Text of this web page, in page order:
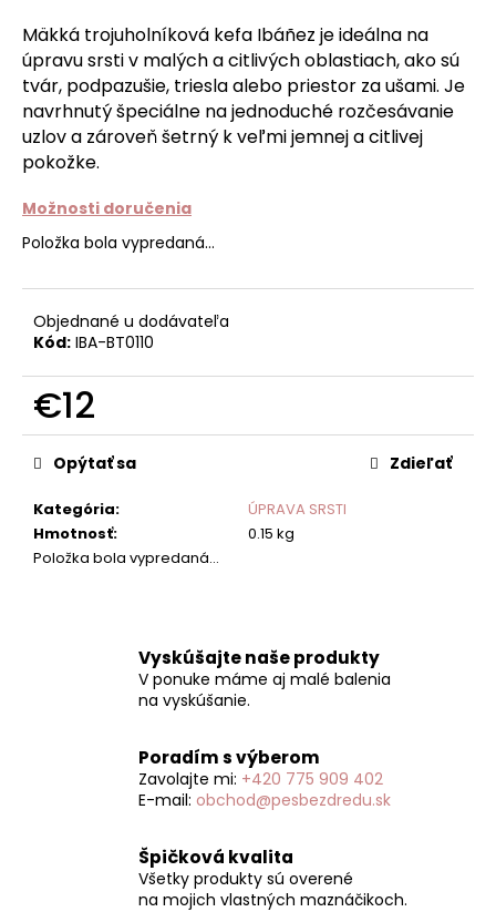
Mäkká trojuholníková kefa Ibáñez je ideálna na
úpravu srsti v malých a citlivých oblastiach, ako sú
tvár, podpazušie, triesla alebo priestor za ušami. Je
navrhnutý špeciálne na jednoduché rozčesávanie
uzlov a zároveň šetrný k veľmi jemnej a citlivej
pokožke.
Možnosti doručenia
Položka bola vypredaná…
Objednané u dodávateľa
Kód: IBA-BT0110
€12
Jednotková
cena:
Kategória:
ÚPRAVA SRSTI
Hmotnosť:
0.15 kg
Položka bola vypredaná…
Opýtať sa Zdieľať
Vyskúšajte naše produkty
V ponuke máme aj malé balenia
na vyskúšanie.
Poradím s výberom
Zavolajte mi: +420 775 909 402
E-mail: obchod@pesbezdredu.sk
Špičková kvalita
Všetky produkty sú overené
na mojich vlastných maznáčikoch.
á
j
s
ť
?
O
d
p
o
ú
č
a
m
e